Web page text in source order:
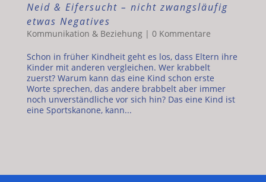
Neid & Eifersucht – nicht zwangsläufig
etwas Negatives
Kommunikation & Beziehung| 0 Kommentare
Schon in früher Kindheit geht es los, dass Eltern ihre
Kinder mit anderen vergleichen. Wer krabbelt
zuerst? Warum kann das eine Kind schon erste
Worte sprechen, das andere brabbelt aber immer
noch unverständliche vor sich hin? Das eine Kind ist
eine Sportskanone, kann...